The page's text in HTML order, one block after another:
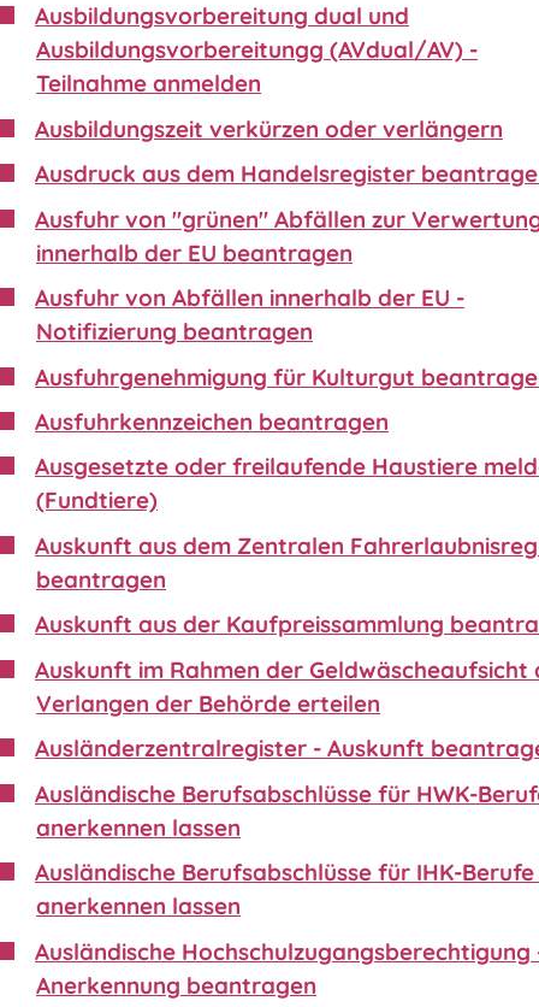
Ausbildungsvorbereitung dual und
Ausbildungsvorbereitungg (AVdual/AV) -
Teilnahme anmelden
Ausbildungszeit verkürzen oder verlängern
Ausdruck aus dem Handelsregister
Ausfuhr von "grünen" Abfällen zur
innerhalb der EU beantragen
Ausfuhr von Abfällen innerhalb der EU -
Notifizierung beantragen
Ausfuhrgenehmigung für Kulturgut
Ausfuhrkennzeichen beantragen
Ausgesetzte oder freilaufende Haustiere
(Fundtiere)
Auskunft aus dem Zentralen
beantragen
Auskunft aus der Kaufpreissammlung
Auskunft im Rahmen der Geldwäscheaufsicht
Verlangen der Behörde erteilen
Ausländerzentralregister - Auskunft
Ausländische Berufsabschlüsse für HWK-
anerkennen lassen
Ausländische Berufsabschlüsse für IHK-Berufe
anerkennen lassen
Ausländische Hochschulzugangsberechtigung
Anerkennung beantragen